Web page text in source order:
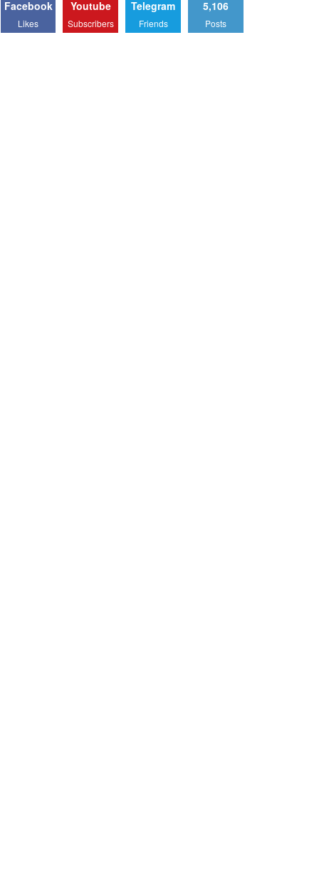
Facebook
Likes
Youtube
Subscribers
Telegram
Friends
5,106
Posts